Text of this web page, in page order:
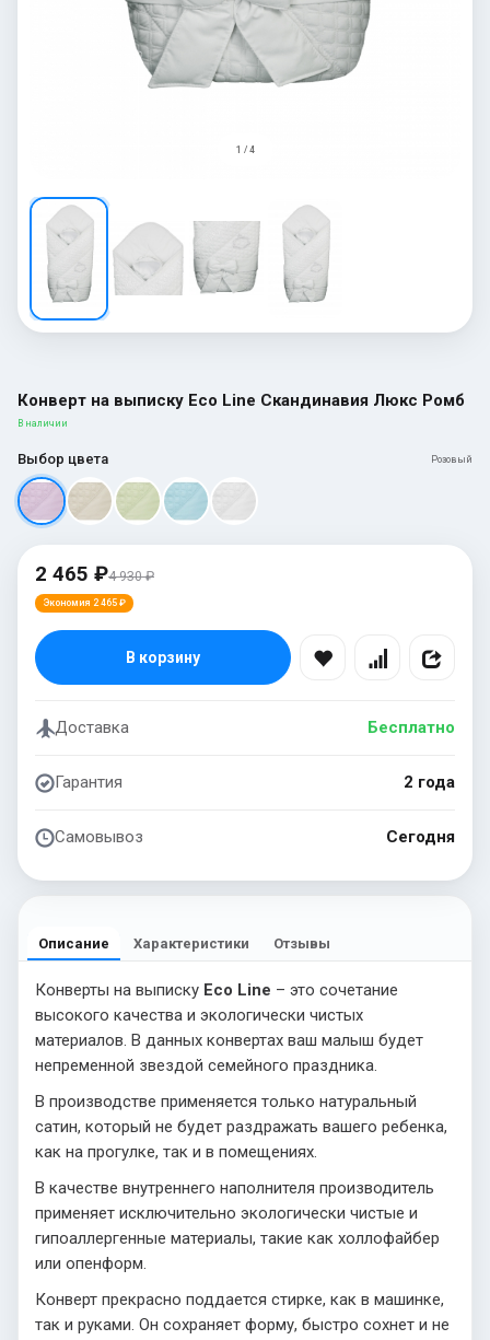
1 / 4
Конверт на выписку Eco Line Скандинавия Люкс Ромб
В наличии
Выбор цвета Розовый
2 465 ₽4 930 ₽
Экономия 2 465 ₽
В корзину
Доставка Бесплатно
Гарантия 2 года
Самовывоз Сегодня
Описание Характеристики Отзывы
Конверты на выписку Eco Line – это сочетание
высокого качества и экологически чистых
материалов. В данных конвертах ваш малыш будет
непременной звездой семейного праздника.
В производстве применяется только натуральный
сатин, который не будет раздражать вашего ребенка,
как на прогулке, так и в помещениях.
В качестве внутреннего наполнителя производитель
применяет исключительно экологически чистые и
гипоаллергенные материалы, такие как холлофайбер
или опенформ.
Конверт прекрасно поддается стирке, как в машинке,
так и руками. Он сохраняет форму, быстро сохнет и не